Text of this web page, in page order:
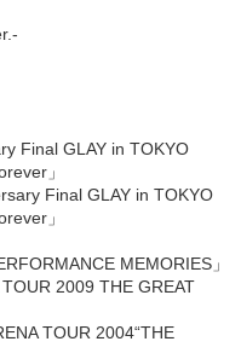
Final GLAY in TOKYO
」
Final GLAY in TOKYO
」
MEMORIES」
2009 THE GREAT
TOUR 2004“THE